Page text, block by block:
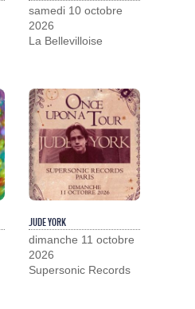
samedi 10 octobre
2026
La Bellevilloise
JUDE YORK
dimanche 11 octobre
2026
Supersonic Records